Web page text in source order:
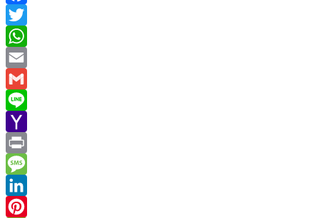
Facebook
Twitter
WhatsApp
Email
Gmail
Line
Yahoo
Mail
Print
Message
LinkedIn